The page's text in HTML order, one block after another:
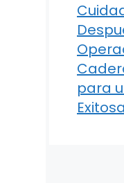
para
Exitosa